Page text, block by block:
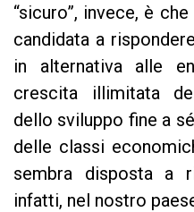
“sicuro”, invece, è
candidata a
in alternativa alle
crescita illimitata
dello sviluppo fine a
delle classi
sembra disposta a
infatti, nel nostro